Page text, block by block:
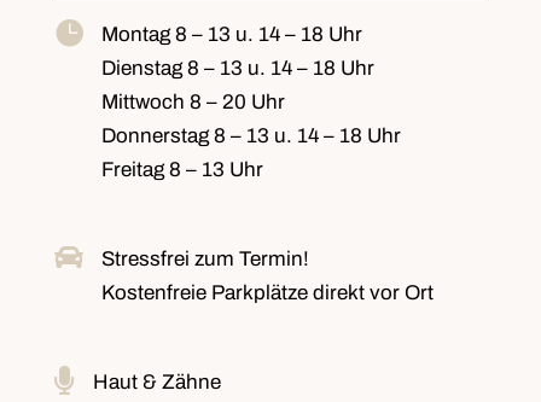
 Montag 8 – 13 u. 14 – 18 Uhr
Dienstag 8 – 13 u. 14 – 18 Uhr
Mittwoch 8 – 20 Uhr
Donnerstag 8 – 13 u. 14 – 18 Uhr
Freitag 8 – 13 Uhr

Stressfrei zum Termin!
Kostenfreie Parkplätzedirekt vor Ort

Haut & Zähne